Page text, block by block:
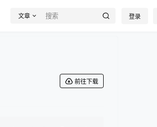
文章 登录
前往下载